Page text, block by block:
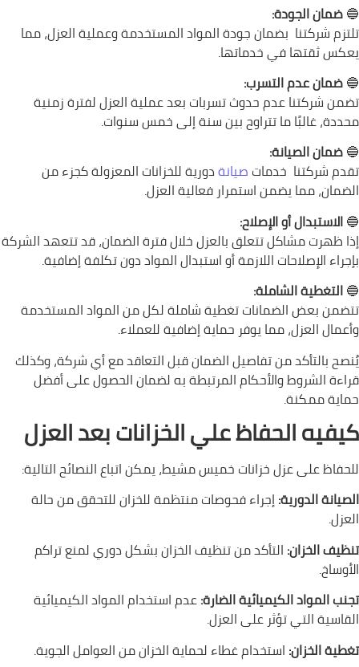
🔵ضمان الجودة:
تلتزم شركتنا بضمان جودة المواد المستخدمة وعملية العزل، مما
يعكس ثقتها في خدماتها.
🔵ضمان عدم التسرب:
تضمن شركتنا عدم حدوث تسربات بعد عملية العزل لفترة زمنية
محددة، غالبًا ما تتراوح بين سنة إلى خمس سنوات.
🔵ضمان الصيانة:
تقدم شركتنا خدمات صيانةدورية للخزانات المعزولة كجزء من
الضمان، مما يضمن استمرار فعالية العزل.
🔵الاستبدال أو الإصلاح:
إذا ظهرت مشاكل تتعلق بالعزل خلال فترة الضمان، قد تتعهد الشركة
بإجراء الإصلاحات اللازمة أو استبدال المواد دون تكلفة إضافية.
🔵التغطية الشاملة:
تتضمن بعض الضمانات تغطية شاملة لكل من المواد المستخدمة
وأعمال العزل، مما يوفر حماية إضافية للعملاء.
يُنصح بالتأكد من تفاصيل الضمان قبل التعاقد مع أي شركة، وكذلك
قراءة الشروط والأحكام المرتبطة به لضمان الحصول على أفضل
حماية ممكنة.
كيفيه الحفاظ علي الخزانات بعد العزل
للحفاظ على عزل خزانات خميس مشيط، يمكن اتباع النصائح التالية:
الصيانة الدورية:إجراء فحوصات منتظمة للخزان للتحقق من حالة
العزل.
تنظيف الخزان: التأكد من تنظيف الخزان بشكل دوري لمنع تراكم
الأوساخ.
تجنب المواد الكيميائية الضارة:عدم استخدام المواد الكيميائية
القاسية التي تؤثر على العزل.
تغطية الخزان: استخدام غطاء لحماية الخزان من العوامل الجوية.